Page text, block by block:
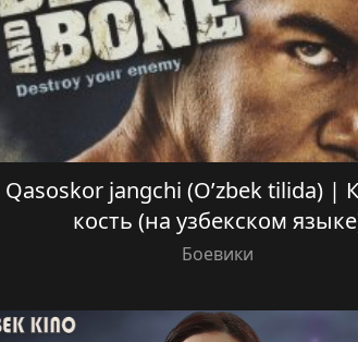
Qasoskor jangchi (O’zbek tilida) |
кость (на узбекском
Боевики